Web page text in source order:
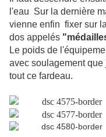
l'eau Sur la dernière
vienne enfin fixer sur
dos appelés
Le poids de
avec soulagement
tout ce fardeau.